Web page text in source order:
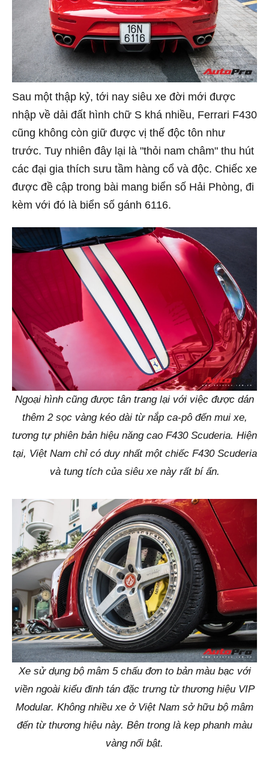
Sau một thập kỷ, tới nay siêu xe đời mới được
nhập về dải đất hình chữ S khá nhiều, Ferrari F430
cũng không còn giữ được vị thế độc tôn như
trước. Tuy nhiên đây lại là "thỏi nam châm" thu hút
các đại gia thích sưu tầm hàng cổ và độc. Chiếc xe
được đề cập trong bài mang biển số Hải Phòng, đi
kèm với đó là biển số gánh 6116.
Ngoại hình cũng được tân trang lại với việc được dán
thêm 2 sọc vàng kéo dài từ nắp ca-pô đến mui xe,
tương tự phiên bản hiệu năng cao F430 Scuderia. Hiện
tại, Việt Nam chỉ có duy nhất một chiếc F430 Scuderia
và tung tích của siêu xe này rất bí ẩn.
Xe sử dụng bộ mâm 5 chấu đơn to bản màu bạc với
viền ngoài kiểu đinh tán đặc trưng từ thương hiệu VIP
Modular. Không nhiều xe ở Việt Nam sở hữu bộ mâm
đến từ thương hiệu này. Bên trong là kẹp phanh màu
vàng nổi bật.